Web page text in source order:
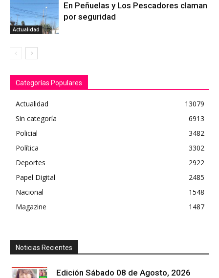
Actualidad
En Peñuelas y Los Pescadores claman
por seguridad
Categorías Populares
Actualidad
13079
Sin categoría
6913
Policial
3482
Política
3302
Deportes
2922
Papel Digital
2485
Nacional
1548
Magazine
1487
Noticias Recientes
Edición Sábado 08 de Agosto, 2026